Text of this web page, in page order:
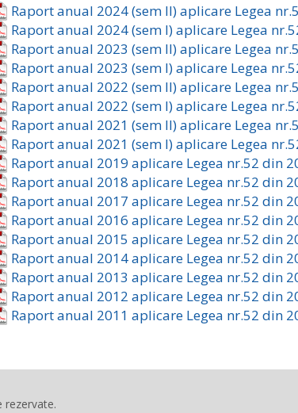
Raport anual 2024 (sem II) aplicare Legea
Raport anual 2024 (sem I) aplicare Legea
Raport anual 2023 (sem II) aplicare Legea
Raport anual 2023 (sem I) aplicare Legea
Raport anual 2022 (sem II) aplicare Legea
Raport anual 2022 (sem I) aplicare Legea
Raport anual 2021 (sem II) aplicare Legea
Raport anual 2021 (sem I) aplicare Legea
Raport anual 2019 aplicare Legea nr.52 din
Raport anual 2018 aplicare Legea nr.52 din
Raport anual 2017 aplicare Legea nr.52 din
Raport anual 2016 aplicare Legea nr.52 din
Raport anual 2015 aplicare Legea nr.52 din
Raport anual 2014 aplicare Legea nr.52 din
Raport anual 2013 aplicare Legea nr.52 din
Raport anual 2012 aplicare Legea nr.52 din
Raport anual 2011 aplicare Legea nr.52 din
rezervate.